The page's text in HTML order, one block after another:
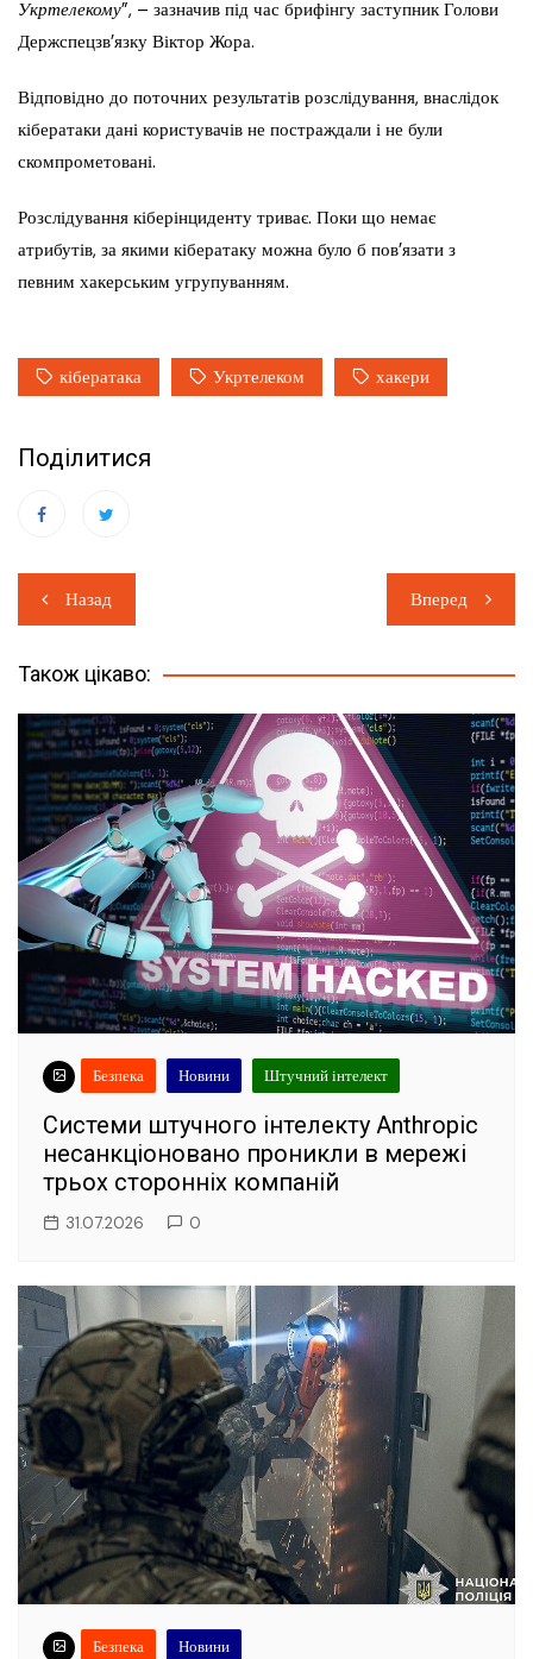
Укртелекому”, – зазначив під час брифінгу заступник Голови
Держспецзв’язку Віктор Жора.
Відповідно до поточних результатів розслідування, внаслідок
кібератаки дані користувачів не постраждали і не були
скомпрометовані.
Розслідування кіберінциденту триває. Поки що немає
атрибутів, за якими кібератаку можна було б пов’язати з
певним хакерським угрупуванням.
кібератака Укртелеком хакери
Поділитися
Навігація
записів
Назад Вперед
Також цікаво:
Безпека Новини Штучний інтелект
Системи штучного інтелекту Anthropic
несанкціоновано проникли в мережі
трьох сторонніх компаній
31.07.2026 0
Безпека Новини